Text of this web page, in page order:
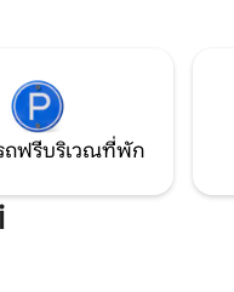
างดวาร
ถฟรีบริเวณที่พัก